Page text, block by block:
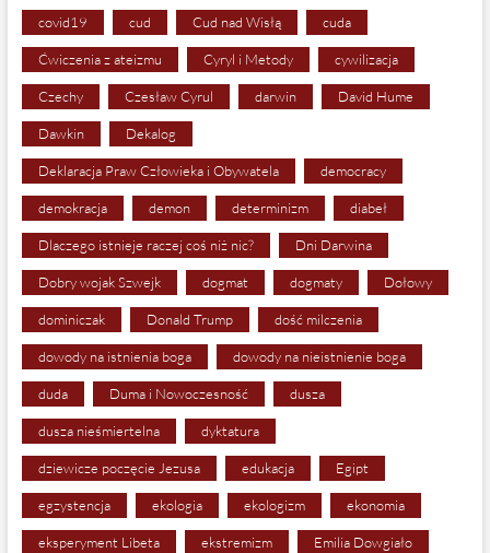
covid19 cud Cud nad Wisłą cuda
Ćwiczenia z ateizmu Cyryl i Metody cywilizacja
Czechy Czesław Cyrul darwin David Hume
Dawkin Dekalog
Deklaracja Praw Człowieka i Obywatela democracy
demokracja demon determinizm diabeł
Dlaczego istnieje raczej coś niż nic? Dni Darwina
Dobry wojak Szwejk dogmat dogmaty Dołowy
dominiczak Donald Trump dość milczenia
dowody na istnienia boga dowody na nieistnienie boga
duda Duma i Nowoczesność dusza
dusza nieśmiertelna dyktatura
dziewicze poczęcie Jezusa edukacja Egipt
egzystencja ekologia ekologizm ekonomia
eksperyment Libeta ekstremizm Emilia Dowgiało